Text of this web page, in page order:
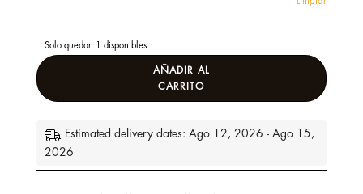
Solo quedan 1 disponibles
AÑADIR AL
CARRITO
Estimated delivery dates: Ago 12, 2026 - Ago 15,
2026